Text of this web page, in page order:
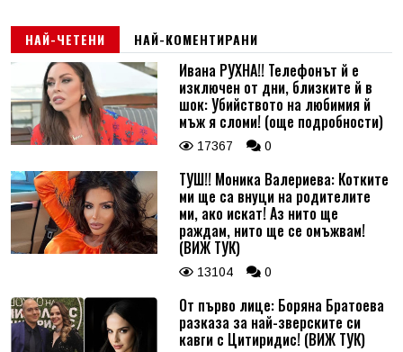
НАЙ-ЧЕТЕНИ НАЙ-КОМЕНТИРАНИ
Ивана РУХНА!! Телефонът й е
изключен от дни, близките й в
шок: Убийството на любимия й
мъж я сломи! (още подробности)
17367 0
ТУШ!! Моника Валериева: Котките
ми ще са внуци на родителите
ми, ако искат! Аз нито ще
раждам, нито ще се омъжвам!
(ВИЖ ТУК)
13104 0
От първо лице: Боряна Братоева
разказа за най-зверските си
кавги с Цитиридис! (ВИЖ ТУК)